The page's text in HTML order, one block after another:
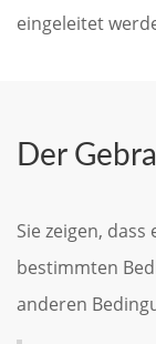
eingeleitet
Der
Sie zeigen,
bestimmten
anderen